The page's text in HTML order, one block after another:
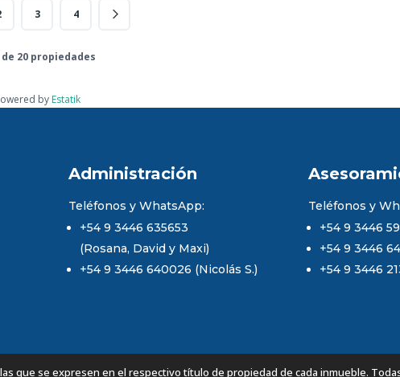
3 4
de 20 propiedades
by Estatik
Administración
Teléfonos y WhatsApp:
+54 9 3446 635653
(Rosana, David y Maxi)
+54 9 3446 640026 (Nicolás S.)
Teléfonos y
+54 9 3446
+54 9 3446
+54 9 3446
que se expresen en el respectivo título de propiedad de cada inmueble.